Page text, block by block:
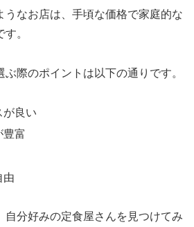
うなお店は、手頃な価格で家庭的な
。
際のポイントは以下の通りです。
が良い
豊富
由
自分好みの定食屋さんを見つけてみ